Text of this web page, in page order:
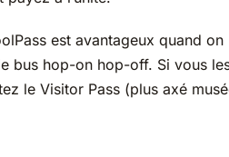
est avantageux quand on
bus hop-on hop-off. Si vous
le Visitor Pass (plus axé